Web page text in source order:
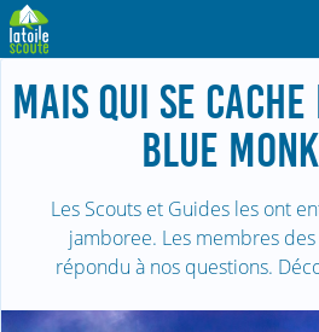
MAIS QUI SE
BLUE
Les Scouts et Guides les ont
jamboree. Les membres
répondu à nos questions.